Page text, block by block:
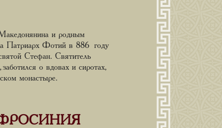
и родным
Патриарх Фотий в 886 году
Стефан. Святитель
о вдовах и сиротах,
монастыре.